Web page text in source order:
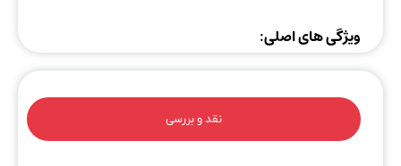
ویژگی های اصلی:
نقد و بررسی